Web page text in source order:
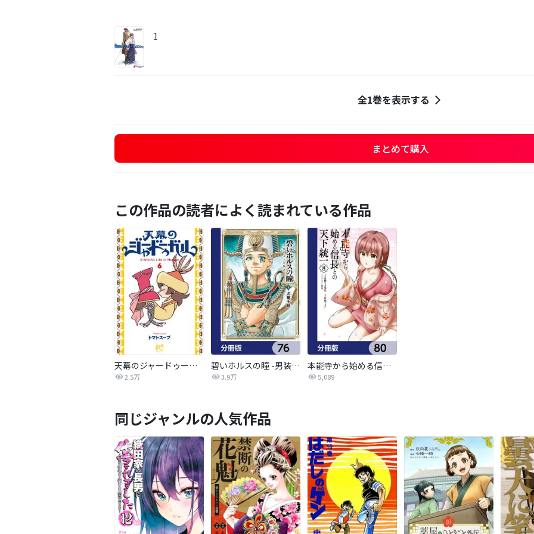
1
全1巻を表示する
まとめて購入
この作品の読者によく読まれている作品
天幕のジャードゥーガル
2.5万
碧いホルスの瞳 -男装の女王の物語-【分冊版】
3.9万
本能寺から始める信長との天下統一【分冊版】
5,089
同じジャンルの人気作品